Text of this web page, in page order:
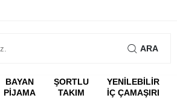
ARA
BAYAN
PİJAMA
ŞORTLU
TAKIM
YENİLEBİLİR
İÇ ÇAMAŞIRI